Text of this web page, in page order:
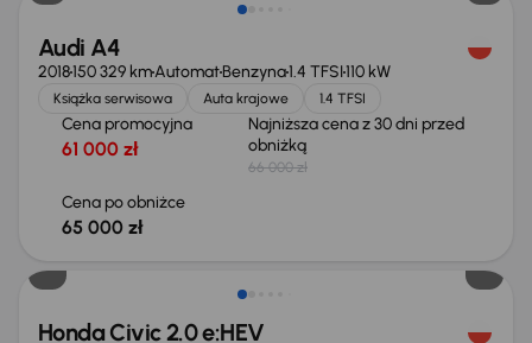
Audi A4
2018150 329 kmAutomatBenzyna1.4 TFSI110 kW
Książka serwisowa Auta krajowe 1.4 TFSI
Cena promocyjna
61 000 zł
Najniższa cena z 30 dni przed
obniżką
66 000 zł
Cena po obniżce
65 000 zł
Taniej o 2 000 zł
Honda Civic 2.0 e:HEV